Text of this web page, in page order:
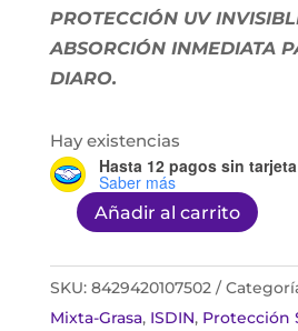
PROTECCIÓN UV
ABSORCIÓN INMEDIATA
DIARO.
Hay existencias
Hasta 12 pagos sin tarjeta
Saber más
Isdin
Fusion
Water
Añadir al carrito
SKU: 8429420107502
Mixta-Grasa, ISDIN, Protección